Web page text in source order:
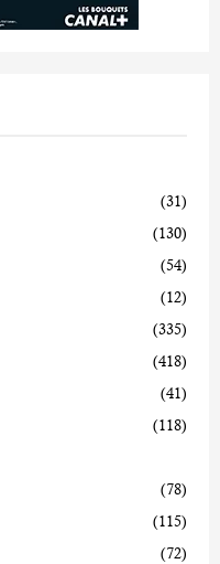
(31)
(130)
(54)
(12)
(335)
(418)
(41)
(118)
(78)
(115)
(72)